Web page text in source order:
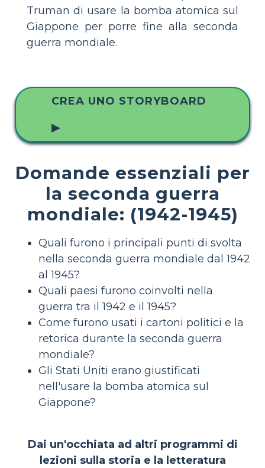
Truman di usare la bomba atomica sul
Giappone per porre fine alla seconda
guerra mondiale.
CREA UNO STORYBOARD
▶
Domande essenziali per
la seconda guerra
mondiale: (1942-1945)
Quali furono i principali punti di svolta
nella seconda guerra mondiale dal 1942
al 1945?
Quali paesi furono coinvolti nella
guerra tra il 1942 e il 1945?
Come furono usati i cartoni politici e la
retorica durante la seconda guerra
mondiale?
Gli Stati Uniti erano giustificati
nell'usare la bomba atomica sul
Giappone?
Dai un'occhiata ad altri programmi di
lezioni sulla storia e la letteratura